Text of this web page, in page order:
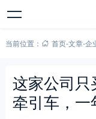
当前位置： 首页-文章-企
这家公司
牵引车，一